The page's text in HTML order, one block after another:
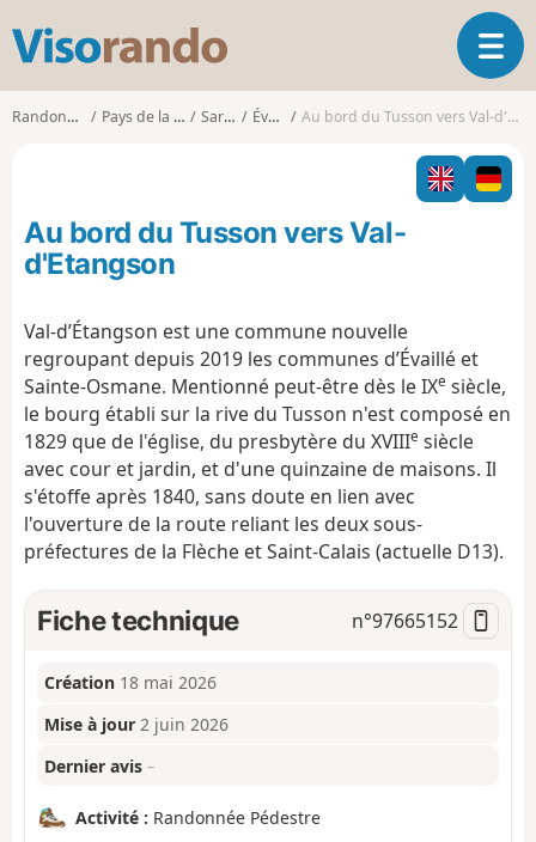
s
o
O
u
i
r
l
a
t
o
n
Randonnées Pays de la Loire Sarthe Évaillé Au bord du Tusson vers Val-d'Etangson
Au bord du Tusson vers Val-
d'Etangson
Val-d’Étangson est une commune nouvelle
regroupant depuis 2019 les communes d’Évaillé et
Sainte-Osmane. Mentionné peut-être dès le IXe siècle,
le bourg établi sur la rive du Tusson n'est composé en
1829 que de l'église, du presbytère du XVIIIe siècle
avec cour et jardin, et d'une quinzaine de maisons. Il
s'étoffe après 1840, sans doute en lien avec
l'ouverture de la route reliant les deux sous-
préfectures de la Flèche et Saint-Calais (actuelle D13).
Fiche technique n°97665152
Création 18 mai 2026
Mise à jour 2 juin 2026
Dernier avis –
Activité : Randonnée Pédestre